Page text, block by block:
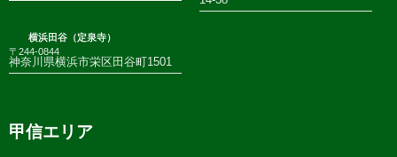
横浜田谷（定泉寺）
〒244-0844
神奈川県横浜市栄区田谷町1501
甲信エリア